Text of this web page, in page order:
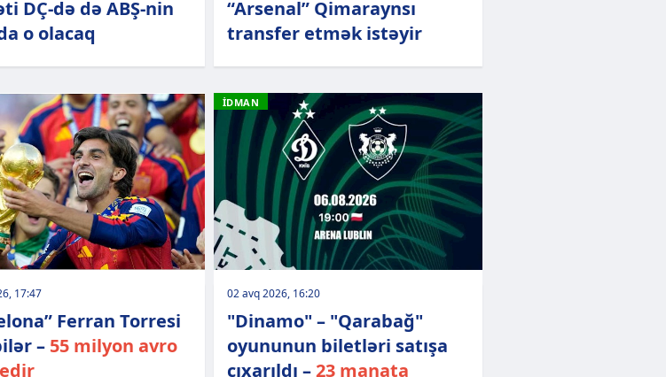
DÇ-də də ABŞ-nin
o olacaq
“Arsenal” Qimaraynsı
transfer etmək istəyir
17:47
Ferran Torresi
– 55 milyon avro
İDMAN
02 avq 2026, 16:20
"Dinamo" – "Qarabağ"
oyununun biletləri satışa
çıxarıldı –23 manata